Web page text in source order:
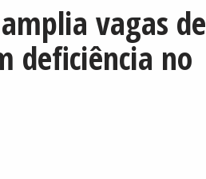
vagas de
deficiência no